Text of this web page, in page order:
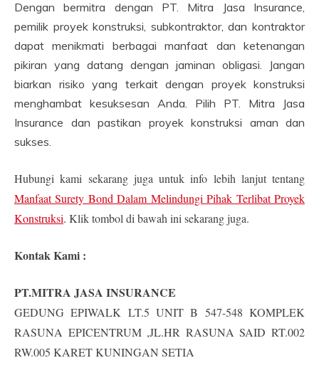
Dengan bermitra dengan PT. Mitra Jasa Insurance,
pemilik proyek konstruksi, subkontraktor, dan kontraktor
dapat menikmati berbagai manfaat dan ketenangan
pikiran yang datang dengan jaminan obligasi. Jangan
biarkan risiko yang terkait dengan proyek konstruksi
menghambat kesuksesan Anda. Pilih PT. Mitra Jasa
Insurance dan pastikan proyek konstruksi aman dan
sukses.
Hubungi kami sekarang juga untuk info lebih lanjut tentang
Manfaat Surety Bond Dalam Melindungi Pihak Terlibat Proyek
Konstruksi. Klik tombol di bawah ini sekarang juga.
Kontak Kami :
PT.MITRA JASA INSURANCE
GEDUNG EPIWALK LT.5 UNIT B 547-548 KOMPLEK
RASUNA EPICENTRUM ,JL.HR RASUNA SAID RT.002
RW.005 KARET KUNINGAN SETIA